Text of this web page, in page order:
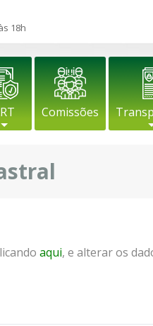
18h
Comissões
aqui, e alterar os